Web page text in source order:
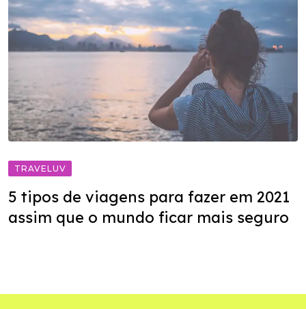
TRAVELUV
5 tipos de viagens para fazer em 2021
assim que o mundo ficar mais seguro